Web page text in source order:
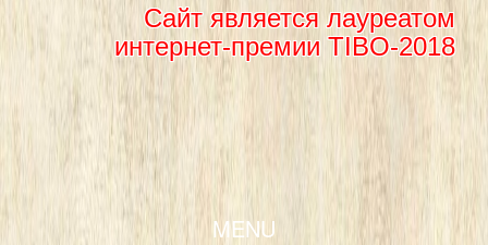
Сайт является лауреатом
интернет-премии TIBO-2018
MENU
SKIP TO CONTENT